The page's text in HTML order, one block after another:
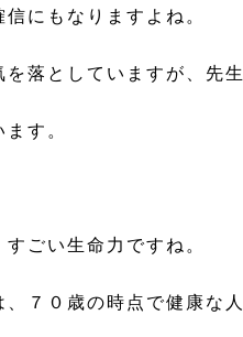
にもなりますよね。
落としていますが、先
す。
ごい生命力ですね。
７０歳の時点で健康な